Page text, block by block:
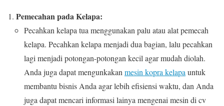
Pemecahan pada Kelapa:
Pecahkan kelapa tua menggunakan palu atau alat pemecah
kelapa. Pecahkan kelapa menjadi dua bagian, lalu pecahkan
lagi menjadi potongan-potongan kecil agar mudah diolah.
Anda juga dapat mengunkakan mesin kopra kelapa untuk
membantu bisnis Anda agar lebih efisiensi waktu, dan Anda
juga dapat mencari informasi lainya mengenai mesin di cv